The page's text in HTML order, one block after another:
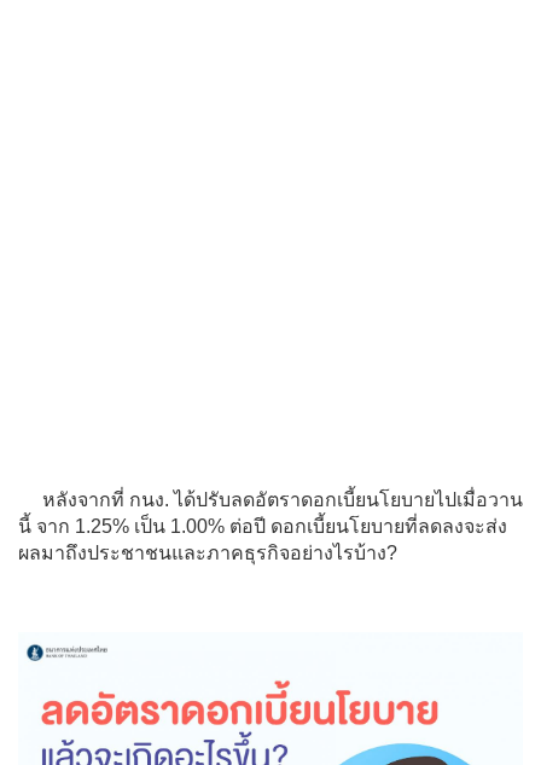
หลังจากที่ กนง. ได้ปรับลดอัตราดอกเบี้ยนโยบายไปเมื่อวาน
นี้ จาก 1.25% เป็น 1.00% ต่อปี ดอกเบี้ยนโยบายที่ลดลงจะส่ง
ผลมาถึงประชาชนและภาคธุรกิจอย่างไรบ้าง?